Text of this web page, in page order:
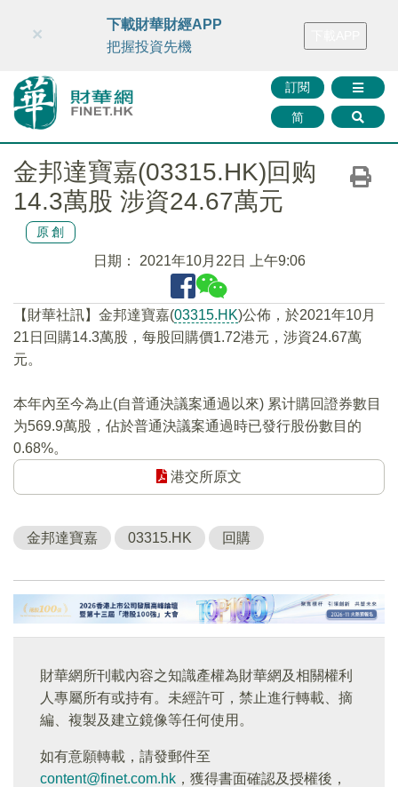
財華智庫網 FINTV FINMETA 財華證券 媒體矩陣
訂閱
简
×
下載財華財經APP
把握投資先機
金邦達寶嘉(03315.HK)回购
14.3萬股 涉資24.67萬元
原創
日期： 2021年10月22日 上午9:06
【財華社訊】金邦達寶嘉(03315.HK)公佈，於2021年10月
21日回購14.3萬股，每股回購價1.72港元，涉資24.67萬
元。
本年內至今為止(自普通決議案通過以來) 累计購回證券數目
为569.9萬股，佔於普通決議案通過時已發行股份數目的
0.68%。
港交所原文
金邦達寶嘉 03315.HK 回購
財華網所刊載內容之知識產權為財華網及相關權利
人專屬所有或持有。未經許可，禁止進行轉載、摘
編、複製及建立鏡像等任何使用。
如有意願轉載，請發郵件至
content@finet.com.hk ，獲得書面確認及授權後，